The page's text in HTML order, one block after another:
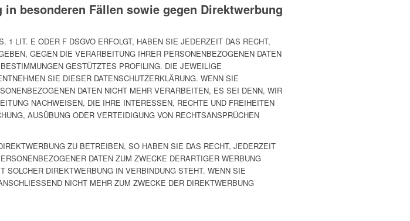
besonderen Fällen sowie gegen Direktwerbung
1 LIT. E ODER F DSGVO ERFOLGT, HABEN SIE JEDERZEIT DAS RECHT,
GEGEN DIE VERARBEITUNG IHRER PERSONENBEZOGENEN DATEN
GESTÜTZTES PROFILING. DIE JEWEILIGE
SIE DIESER DATENSCHUTZERKLÄRUNG. WENN SIE
DATEN NICHT MEHR VERARBEITEN, ES SEI DENN, WIR
NACHWEISEN, DIE IHRE INTERESSEN, RECHTE UND FREIHEITEN
AUSÜBUNG ODER VERTEIDIGUNG VON RECHTSANSPRÜCHEN
ZU BETREIBEN, SO HABEN SIE DAS RECHT, JEDERZEIT
DATEN ZUM ZWECKE DERARTIGER WERBUNG
DIREKTWERBUNG IN VERBINDUNG STEHT. WENN SIE
NICHT MEHR ZUM ZWECKE DER DIREKTWERBUNG